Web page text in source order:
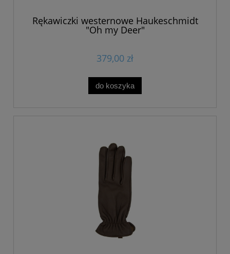
Rękawiczki westernowe Haukeschmidt
"Oh my Deer"
379,00 zł
do koszyka